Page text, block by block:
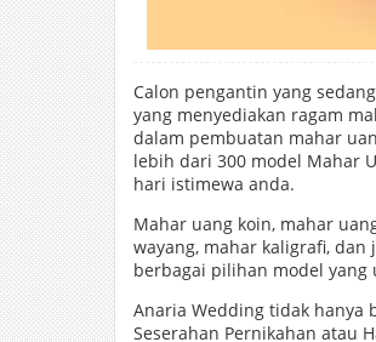
Calon pengantin yang
yang menyediakan ragam
dalam pembuatan mahar
lebih dari 300 model Mahar
hari istimewa anda.
Mahar uang koin, mahar
wayang, mahar kaligrafi,
berbagai pilihan model yang
Anaria Wedding tidak hanya
Seserahan Pernikahan atau